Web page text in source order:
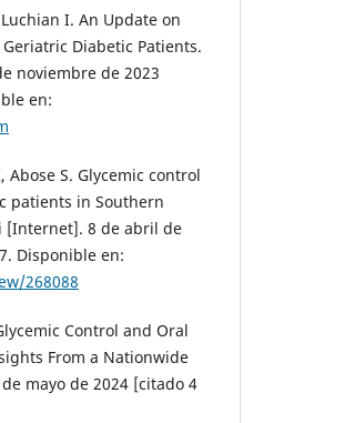
I. An Update on
Diabetic Patients.
noviembre de 2023
en:
Abose S. Glycemic control
patients in Southern
[Internet]. 8 de abril de
Disponible en:
268088
Control and Oral
From a Nationwide
mayo de 2024 [citado 4